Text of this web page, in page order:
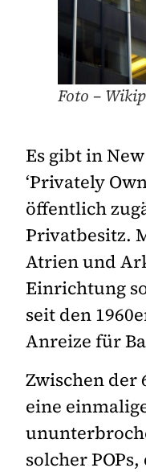
Foto –
Es gibt in
‘Privately
öffentlich
Privatbesitz.
Atrien und
Einrichtung
seit den
Anreize für
Zwischen der
eine
solcher